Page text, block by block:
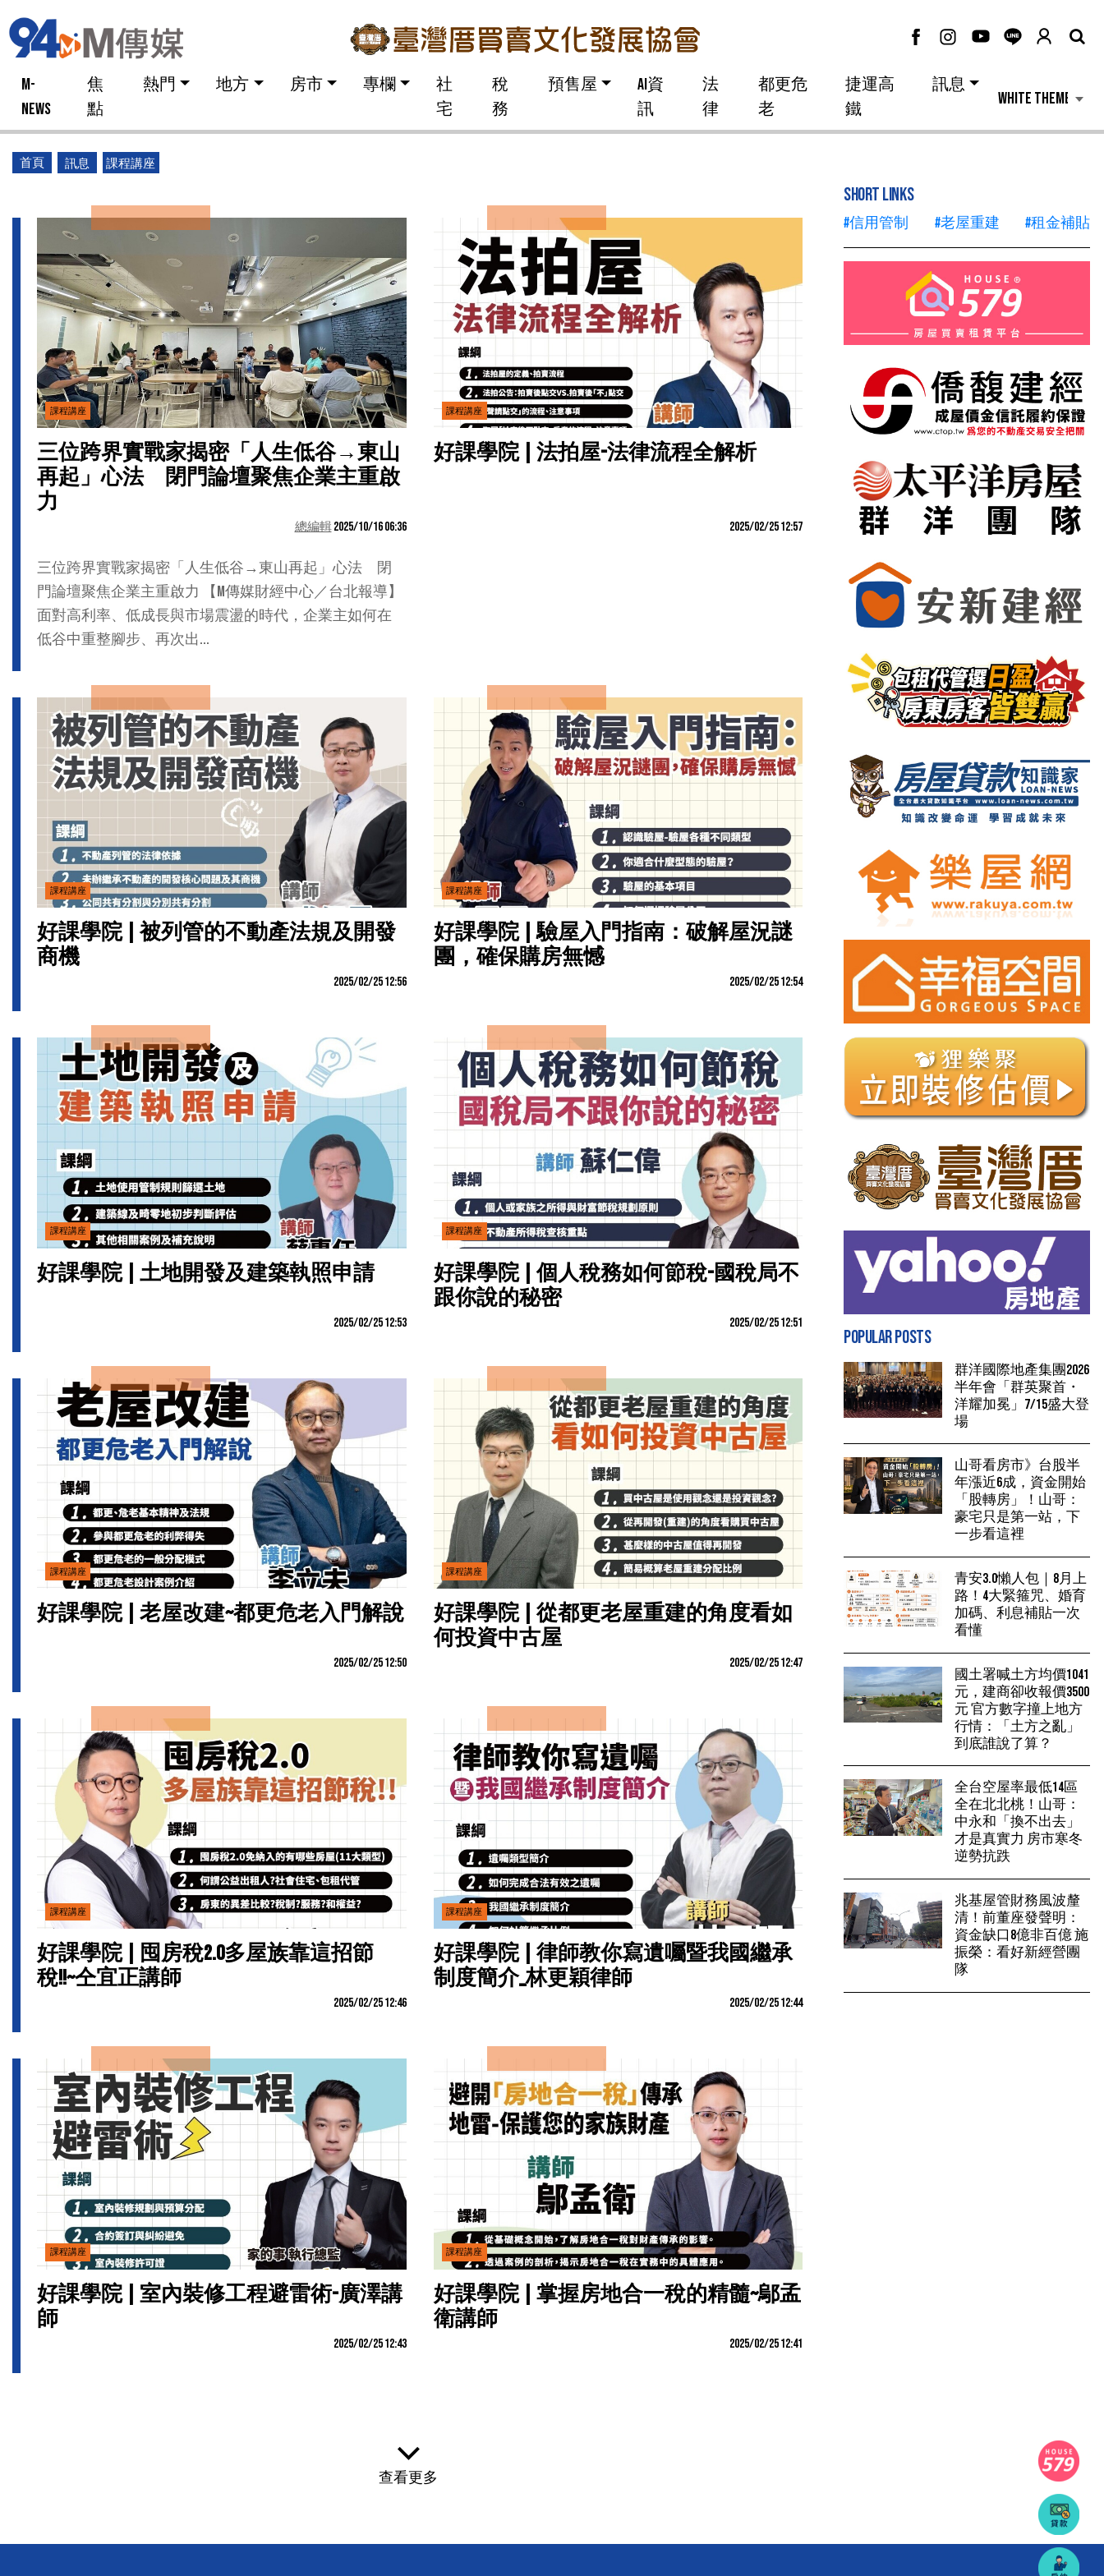
M-
NEWS
焦
點
熱門 地方 房市 專欄
社
宅
稅
務
預售屋
AI資
訊
法
律
都更危
老
捷運高
鐵
訊息
首頁 訊息 課程講座
課程講座
三位跨界實戰家揭密「人生低谷→東山
再起」心法 閉門論壇聚焦企業主重啟
力
總編輯2025/10/16 06:36
三位跨界實戰家揭密「人生低谷→東山再起」心法 閉
門論壇聚焦企業主重啟力 【M傳媒財經中心／台北報導】
面對高利率、低成長與市場震盪的時代，企業主如何在
低谷中重整腳步、再次出...
課程講座
好課學院 | 法拍屋-法律流程全解析
2025/02/25 12:57
課程講座
好課學院 | 被列管的不動產法規及開發
商機
2025/02/25 12:56
課程講座
好課學院 | 驗屋入門指南：破解屋況謎
團，確保購房無憾
2025/02/25 12:54
課程講座
好課學院 | 土地開發及建築執照申請
2025/02/25 12:53
課程講座
好課學院 | 個人稅務如何節稅-國稅局不
跟你說的秘密
2025/02/25 12:51
課程講座
好課學院 | 老屋改建~都更危老入門解說
2025/02/25 12:50
課程講座
好課學院 | 從都更老屋重建的角度看如
何投資中古屋
2025/02/25 12:47
課程講座
好課學院 | 囤房稅2.0多屋族靠這招節
稅!!~仝宜正講師
2025/02/25 12:46
課程講座
好課學院 | 律師教你寫遺囑暨我國繼承
制度簡介_林更穎律師
2025/02/25 12:44
課程講座
好課學院 | 室內裝修工程避雷術-廣澤講
師
2025/02/25 12:43
課程講座
好課學院 | 掌握房地合一稅的精髓~鄔孟
衛講師
2025/02/25 12:41
查看更多
SHORT LINKS
#信用管制 #老屋重建 #租金補貼
POPULAR POSTS
群洋國際地產集團2026
半年會「群英聚首・
洋耀加冕」7/15盛大登
場
山哥看房市》台股半
年漲近6成，資金開始
「股轉房」！山哥：
豪宅只是第一站，下
一步看這裡
青安3.0懶人包｜8月上
路！4大緊箍咒、婚育
加碼、利息補貼一次
看懂
國土署喊土方均價1041
元，建商卻收報價3500
元 官方數字撞上地方
行情：「土方之亂」
到底誰說了算？
全台空屋率最低14區
全在北北桃！山哥：
中永和「換不出去」
才是真實力 房市寒冬
逆勢抗跌
兆基屋管財務風波釐
清！前董座發聲明：
資金缺口8億非百億 施
振榮：看好新經營團
隊